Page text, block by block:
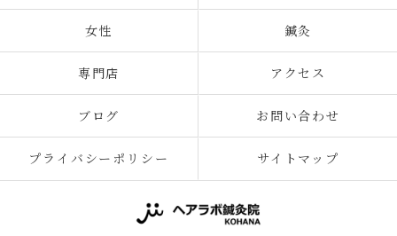
女性 鍼灸
専門店 アクセス
ブログ お問い合わせ
プライバシーポリシー サイトマップ